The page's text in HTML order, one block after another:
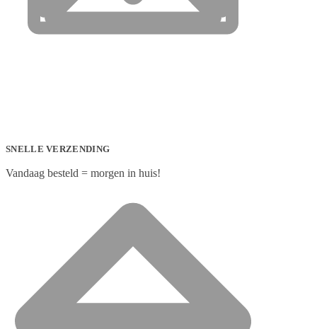
SNELLE VERZENDING
Vandaag besteld = morgen in huis!